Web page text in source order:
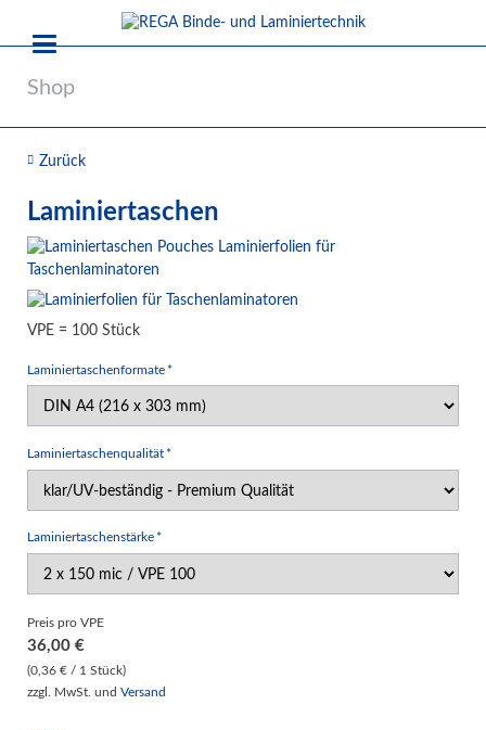
Shop
Zurück
Laminiertaschen
VPE = 100 Stück
Pflichtfeld
Laminiertaschenformate *
Pflichtfeld
Laminiertaschenqualität *
Pflichtfeld
Laminiertaschenstärke *
Preis pro VPE
36,00 €
(0,36 € / 1 Stück)
zzgl. MwSt. und Versand